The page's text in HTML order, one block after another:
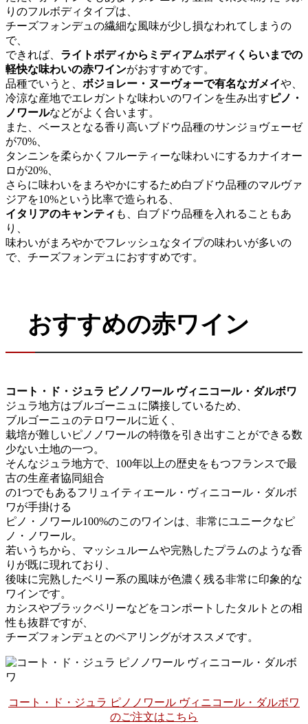
りのフルボディタイプは、
チーズフォンデュの繊細な風味が少し損なわれてしまうの
で、
できれば、 ライトボディからミディアムボディくらいまでの
軽快な味わいの赤ワインがおすすめです。
品種でいうと、 ボジョレー・ヌーヴォーで有名なガメイや、
冷涼な産地でエレガントな味わいのワインを生み出す ピノ・
ノワールなどがよく合います。
また、ベースとなる香り高いブドウ品種のサンジョヴェーゼ
が70%、
タンニンを柔らかくフルーティーな味わいにするカナイオー
ロが20%、
さらに味わいをまろやかにするため白ブドウ品種のマルヴァ
ジアを10%という比率で造られる、
イタリアのキャンティ も、白ブドウ品種を入れることもあ
り、
味わいがまろやかでフレッシュなタイプの味わいが多いの
で、チーズフォンデュにおすすめです。
おすすめの赤ワイン
コート・ド・ジュラ ピノノワール ヴィニコール・ダルボワ
ジュラ地方はブルゴーニュに隣接しているため、
ブルゴーニュのテロワールに近く、
栽培が難しいピノノワールの特徴を引き出すことができる数
少ない土地の一つ。
そんなジュラ地方で、100年以上の歴史をもつフランスで最
古の生産者協同組合
の1つでもあるフリュイティエール・ヴィニコール・ダルボ
ワが手掛ける
ピノ・ノワール100%のこのワインは、非常にユニークなピ
ノ・ノワール。
若いうちから、マッシュルームや完熟したプラムのような香
りが既に現れており、
後味に完熟したベリー系の風味が色濃く残る非常に印象的な
ワインです。
カシスやブラックベリーなどをコンポートしたタルトとの相
性も抜群ですが、
チーズフォンデュとのペアリングがオススメです。
コート・ド・ジュラ ピノノワール ヴィニコール・ダルボワ
のご注文はこちら